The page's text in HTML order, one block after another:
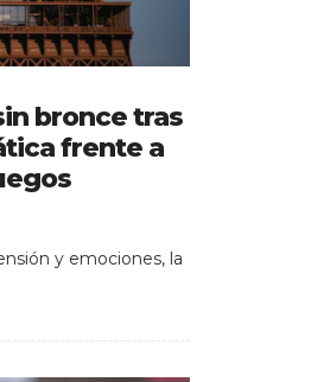
bronce tras
frente a
y emociones, la